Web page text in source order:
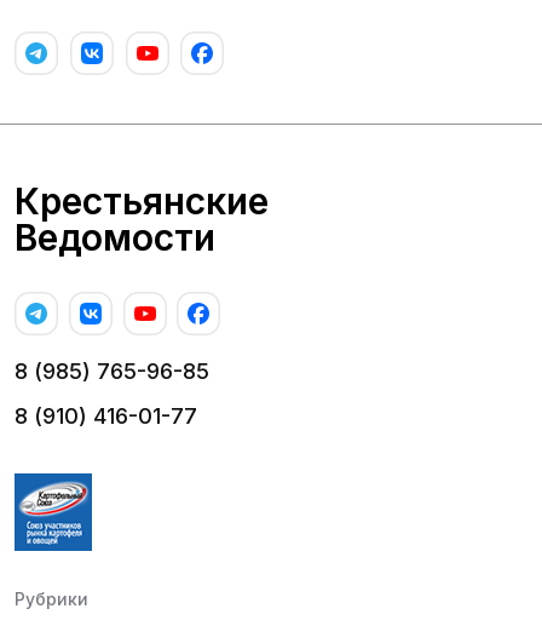
Крестьянские
Ведомости
8 (985) 765-96-85
8 (910) 416-01-77
Рубрики